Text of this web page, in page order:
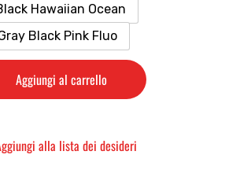
Hawaiian Ocean
Black Pink Fluo
Aggiungi al carrello
alla lista dei desideri